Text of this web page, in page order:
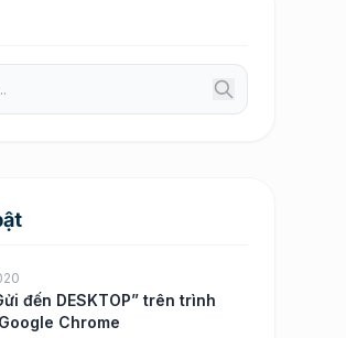
đến DESKTOP” trên trình
Chrome